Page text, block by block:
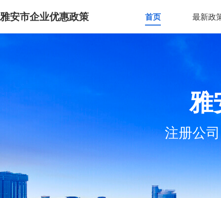
雅安市企业优惠政策 首页 最新政
雅
注册公